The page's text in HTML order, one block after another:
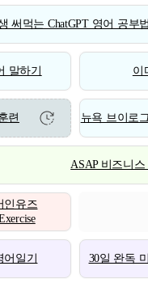
써먹는 ChatGPT 영어 공부
말하기 이
련 뉴욕 브이로
ASAP 비즈니스
인유즈
일기 30일 완독